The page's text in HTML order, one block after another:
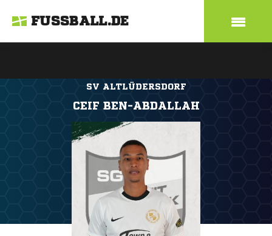
FUSSBALL.DE
SV ALTLÜDERSDORF
CEIF BEN-ABDALLAH